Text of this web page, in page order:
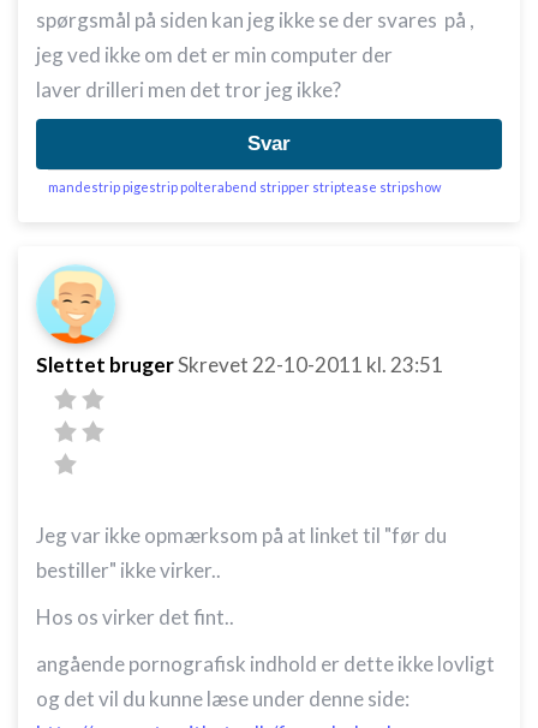
spørgsmål på siden kan jeg ikke se der svares på ,
jeg ved ikke om det er min computer der
laver drilleri men det tror jeg ikke?
Svar
mandestrip pigestrip polterabend stripper striptease stripshow
Slettet brugerSkrevet 22-10-2011 kl. 23:51
Jeg var ikke opmærksom på at linket til "før du
bestiller" ikke virker..
Hos os virker det fint..
angående pornografisk indhold er dette ikke lovligt
og det vil du kunne læse under denne side: